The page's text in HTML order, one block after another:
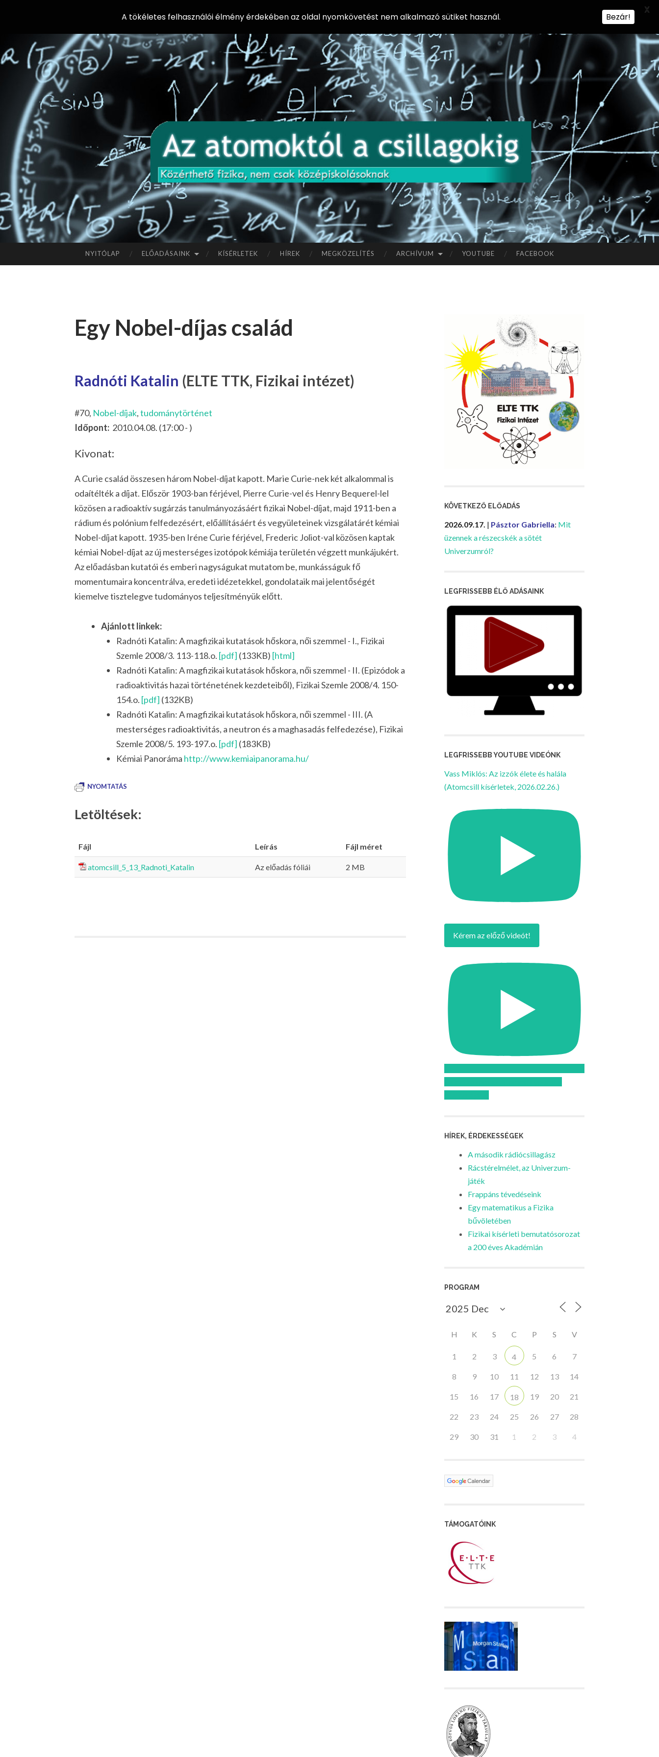
AZ
AT
OM
OK
TÓ
L A
IG
Előadássorozat
középiskolásoknak
az ELTE
Természettudományi
Kar Fizikai
Intézetében
A
NYITÓLAP ELŐADÁSAINK KÍSÉRLETEK HÍREK MEGKÖZELÍTÉS ARCHÍVUM YOUTUBE FACEBOOK
Egy Nobel-díjas család
Radnóti Katalin (ELTE TTK, Fizikai intézet)
#70, Nobel-díjak,tudománytörténet
Időpont: 2010.04.08. (17:00 - )
Kivonat:
A Curie család összesen három Nobel-díjat kapott. Marie Curie-nek két alkalommal is
odaítélték a díjat. Először 1903-ban férjével, Pierre Curie-vel és Henry Bequerel-lel
közösen a radioaktív sugárzás tanulmányozásáért fizikai Nobel-díjat, majd 1911-ben a
rádium és polónium felfedezésért, előállításáért és vegyületeinek vizsgálatárét kémiai
Nobel-díjat kapott. 1935-ben Iréne Curie férjével, Frederic Joliot-val közösen kaptak
kémiai Nobel-díjat az új mesterséges izotópok kémiája területén végzett munkájukért.
Az előadásban kutatói és emberi nagyságukat mutatom be, munkásságuk fő
momentumaira koncentrálva, eredeti idézetekkel, gondolataik mai jelentőségét
kiemelve tisztelegve tudományos teljesítményük előtt.
Ajánlott linkek:
Radnóti Katalin: A magfizikai kutatások hőskora, női szemmel - I., Fizikai
Szemle 2008/3. 113-118.o. [pdf] (133KB) [html]
Radnóti Katalin: A magfizikai kutatások hőskora, női szemmel - II. (Epizódok a
radioaktivitás hazai történetének kezdeteiből), Fizikai Szemle 2008/4. 150-
154.o. [pdf] (132KB)
Radnóti Katalin: A magfizikai kutatások hőskora, női szemmel - III. (A
mesterséges radioaktivitás, a neutron és a maghasadás felfedezése), Fizikai
Szemle 2008/5. 193-197.o. [pdf] (183KB)
Kémiai Panoráma http://www.kemiaipanorama.hu/
NYOMTATÁS
Letöltések:
Fájl Leírás Fájl méret
atomcsill_5_13_Radnoti_Katalin Az előadás fóliái 2 MB
KÖVETKEZŐ ELŐADÁS
2026.09.17. | Pásztor Gabriella: Mit
üzennek a részecskék a sötét
Univerzumról?
LEGFRISSEBB ÉLŐ ADÁSAINK
LEGFRISSEBB YOUTUBE VIDEÓNK
Vass Miklós: Az izzók élete és halála
(Atomcsill kísérletek, 2026.02.26.)
Kérem az előző videót!
HÍREK, ÉRDEKESSÉGEK
A második rádiócsillagász
Rácstérelmélet, az Univerzum-
játék
Frappáns tévedéseink
Egy matematikus a Fizika
bűvöletében
Fizikai kísérleti bemutatósorozat
a 200 éves Akadémián
PROGRAM
H K S C P S V
1 2 3 4 5 6 7
8 9 10 11 12 13 14
15 16 17 18 19 20 21
22 23 24 25 26 27 28
29 30 31 1 2 3 4
TÁMOGATÓINK
A tökéletes felhasználói élmény érdekében az oldal nyomkövetést nem alkalmazó sütiket használ. Bezár!
X